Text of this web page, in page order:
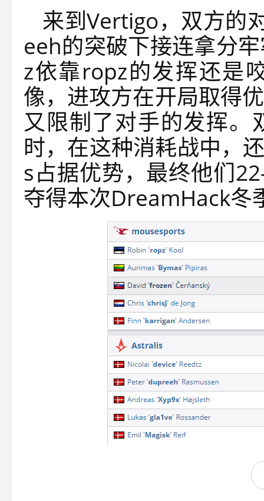
来到Vertigo，双方的
eeh的突破下接连拿分
z依靠ropz的发挥还是
像，进攻方在开局取得
又限制了对手的发挥。
时，在这种消耗战中，
s占据优势，最终他们
夺得本次DreamHack冬